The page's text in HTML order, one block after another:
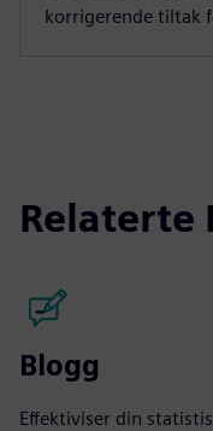
korrigerende tiltak
Relaterte
Blogg
Effektiviser din